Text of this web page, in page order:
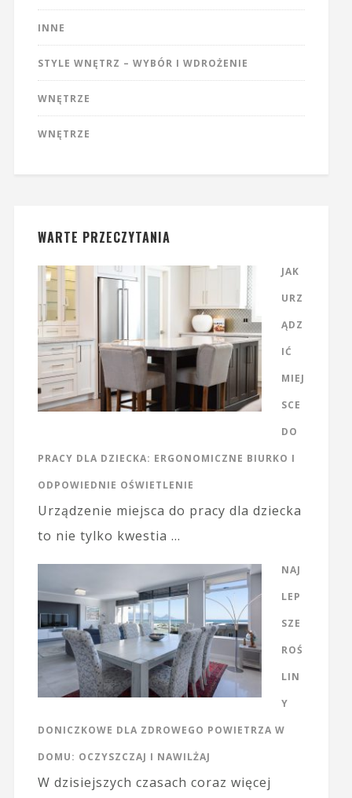
INNE
STYLE WNĘTRZ – WYBÓR I WDROŻENIE
WNĘTRZE
WNĘTRZE
WARTE PRZECZYTANIA
JAK
URZ
ĄDZ
IĆ
MIEJ
SCE
DO
PRACY DLA DZIECKA: ERGONOMICZNE BIURKO I
ODPOWIEDNIE OŚWIETLENIE
Urządzenie miejsca do pracy dla dziecka
to nie tylko kwestia …
NAJ
LEP
SZE
ROŚ
LIN
Y
DONICZKOWE DLA ZDROWEGO POWIETRZA W
DOMU: OCZYSZCZAJ I NAWILŻAJ
W dzisiejszych czasach coraz więcej